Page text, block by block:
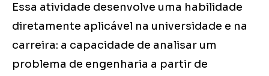
Essa atividade desenvolve uma habilidade
diretamente aplicável na universidade e na
carreira: a capacidade de analisar um
problema de engenharia a partir de